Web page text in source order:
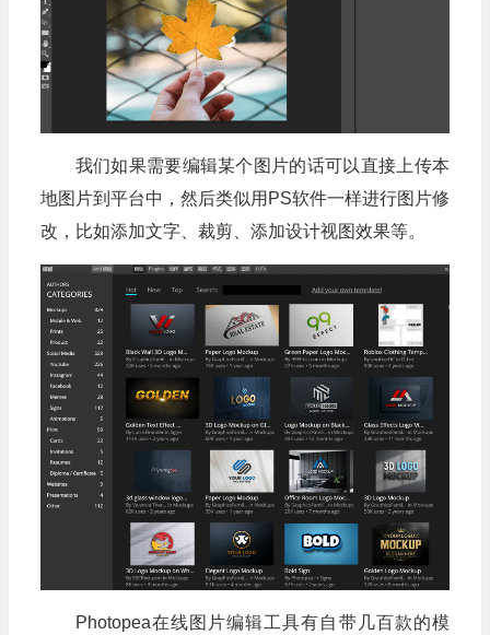
我们如果需要编辑某个图片的话可以直接上传本
地图片到平台中，然后类似用PS软件一样进行图片修
改，比如添加文字、裁剪、添加设计视图效果等。
Photopea在线图片编辑工具有自带几百款的模